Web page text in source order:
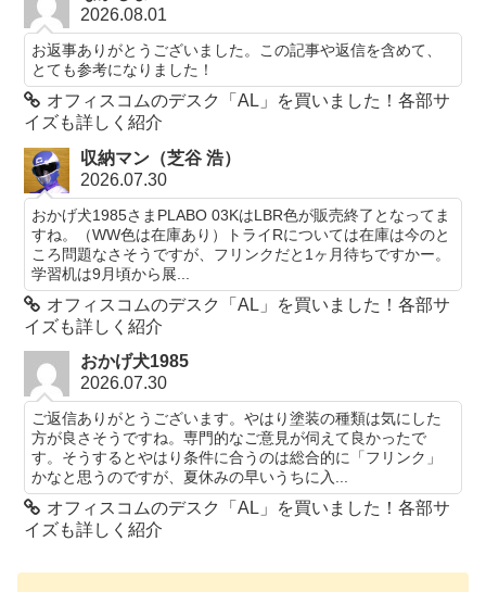
2026.08.01
お返事ありがとうございました。この記事や返信を含めて、
とても参考になりました！
オフィスコムのデスク「AL」を買いました！各部サ
イズも詳しく紹介
収納マン（芝谷 浩）
2026.07.30
おかげ犬1985さまPLABO 03KはLBR色が販売終了となってま
すね。（WW色は在庫あり）トライRについては在庫は今のと
ころ問題なさそうですが、フリンクだと1ヶ月待ちですかー。
学習机は9月頃から展...
オフィスコムのデスク「AL」を買いました！各部サ
イズも詳しく紹介
おかげ犬1985
2026.07.30
ご返信ありがとうございます。やはり塗装の種類は気にした
方が良さそうですね。専門的なご意見が伺えて良かったで
す。そうするとやはり条件に合うのは総合的に「フリンク」
かなと思うのですが、夏休みの早いうちに入...
オフィスコムのデスク「AL」を買いました！各部サ
イズも詳しく紹介